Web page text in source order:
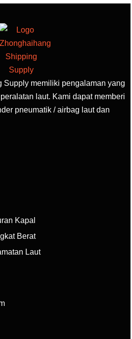
Supply memiliki pengalaman yang
laut. Kami dapat memberi
pneumatik / airbag laut dan
Kapal
Berat
Laut